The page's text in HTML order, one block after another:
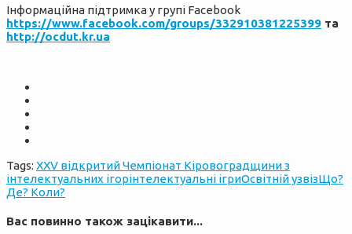
Інформаційна підтримка у групі Fаcebook
https://www.facebook.com/groups/332910381225399 та
http://ocdut.kr.ua
Tags: XXV відкритий Чемпіонат Кіровоградщини з
інтелектуальних ігорінтелектуальні ігриОсвітній узвізЩо?
Де? Коли?
Вас повинно також зацікавити...